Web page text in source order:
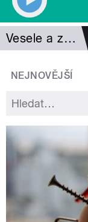
Vesele a zdravě
NEJNOVĚJŠÍ